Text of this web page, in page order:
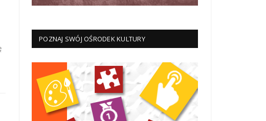
POZNAJ SWÓJ OŚRODEK KULTURY